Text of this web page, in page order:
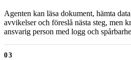
Agenten kan läsa dokument, hämta
avvikelser och föreslå nästa steg, men
ansvarig person med logg och
03